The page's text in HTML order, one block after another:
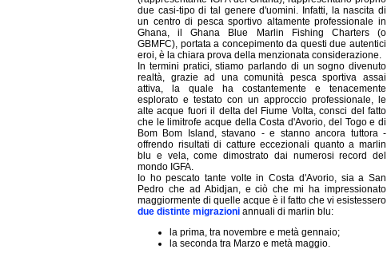
due casi-tipo di tal genere d'uomini. Infatti, la nascita di
un centro di pesca sportivo altamente professionale in
Ghana, il Ghana Blue Marlin Fishing Charters (o
GBMFC), portata a concepimento da questi due autentici
eroi, è la chiara prova della menzionata considerazione.
In termini pratici, stiamo parlando di un sogno divenuto
realtà, grazie ad una comunità pesca sportiva assai
attiva, la quale ha costantemente e tenacemente
esplorato e testato con un approccio professionale, le
alte acque fuori il delta del Fiume Volta, consci del fatto
che le limitrofe acque della Costa d'Avorio, del Togo e di
Bom Bom Island, stavano - e stanno ancora tuttora -
offrendo risultati di catture eccezionali quanto a marlin
blu e vela, come dimostrato dai numerosi record del
mondo IGFA.
Io ho pescato tante volte in Costa d'Avorio, sia a San
Pedro che ad Abidjan, e ciò che mi ha impressionato
maggiormente di quelle acque è il fatto che vi esistessero
due distinte migrazioni annuali di marlin blu:
la prima, tra novembre e metà gennaio;
la seconda tra Marzo e metà maggio.